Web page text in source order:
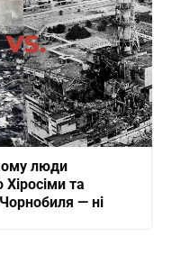
люди
та
— ні